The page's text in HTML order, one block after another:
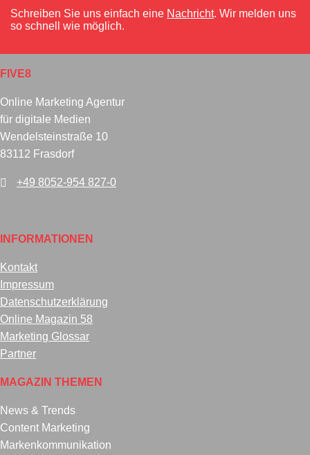
Schreiben Sie uns einfach eine Nachricht. Wir melden uns
so schnell wie möglich.
FIVE8
Online Marketing Agentur
für digitale Medien
Wendelsteinstraße 10
83112 Frasdorf
+49 8052-954 827-0
INFORMATIONEN
Kontakt
Impressum
Datenschutzerklärung
Online Magazin 58
Marketing Glossar
Partner
MAGAZIN THEMEN
News & Trends
Content Marketing
Markenkommunikation